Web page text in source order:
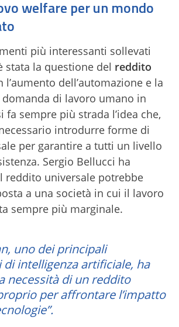
welfare per un mondo
più interessanti sollevati
stata la questione del reddito
l’aumento dell’automazione e la
di lavoro umano in
fa sempre più strada l’idea che,
introdurre forme di
per garantire a tutti un livello
Sergio Bellucci ha
reddito universale potrebbe
a una società in cui il lavoro
sempre più marginale.
uno dei principali
intelligenza artificiale, ha
necessità di un reddito
per affrontare l’impatto